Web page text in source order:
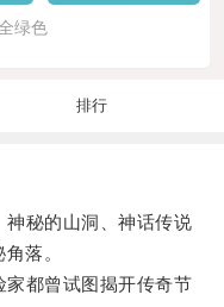
绿色
排行
秘的山洞、神话传说
落。
都曾试图揭开传奇节